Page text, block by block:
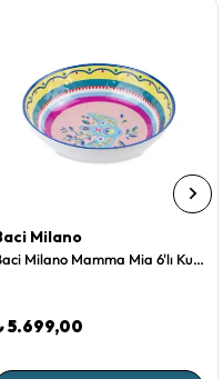
Milano
Baci Milano Mamma Mia 6'lı Kuş Desenli Kase Seti 23 cm
5.699,00